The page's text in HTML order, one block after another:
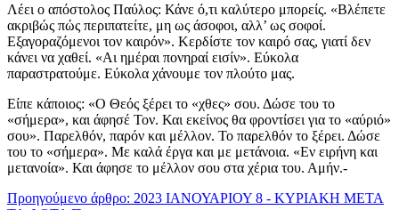
Λέει ο απόστολος Παύλος: Κάνε ό,τι καλύτερο μπορείς. «Βλέπετε
ακριβώς πώς περιπατείτε, μη ως άσοφοι, αλλ’ ως σοφοί.
Εξαγοραζόμενοι τον καιρόν». Κερδίστε τον καιρό σας, γιατί δεν
κάνει να χαθεί. «Αι ημέραι πονηραί εισίν». Εύκολα
παραστρατούμε. Εύκολα χάνουμε τον πλούτο μας.
Είπε κάποιος: «Ο Θεός ξέρει το «χθες» σου. Δώσε του το
«σήμερα», και άφησέ Τον. Και εκείνος θα φροντίσει για το «αύριό»
σου». Παρελθόν, παρόν και μέλλον. Το παρελθόν το ξέρει. Δώσε
του το «σήμερα». Με καλά έργα και με μετάνοια. «Εν ειρήνη και
μετανοία». Και άφησε το μέλλον σου στα χέρια του. Αμήν.-
Προηγούμενο άρθρο: 2023 ΙΑΝΟΥΑΡΙΟΥ 8 - ΚΥΡΙΑΚΗ ΜΕΤΑ